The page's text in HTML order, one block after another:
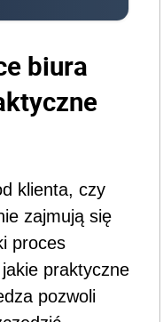
biura
klienta, czy
zajmują się
proces
praktyczne
pozwoli